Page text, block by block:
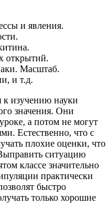
и явления.
открытий.
Масштаб.
и т.д.
к изучению науки
значения. Они
а потом не могут
Естественно, что с
плохие оценки, что
ситуацию
классе значительно
практически
быстро
только хорошие